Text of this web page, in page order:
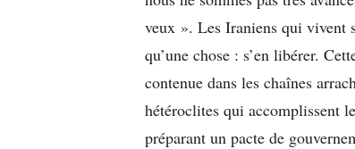
veux ». Les Iraniens qui vivent
qu’une chose : s’en libérer.
contenue dans les chaînes
hétéroclites qui accomplissent
préparant un pacte de